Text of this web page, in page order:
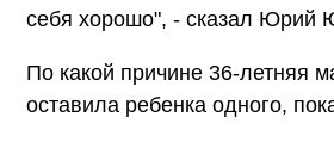
себя хорошо", - сказал Юрий
По какой причине 36-летняя
оставила ребенка одного,